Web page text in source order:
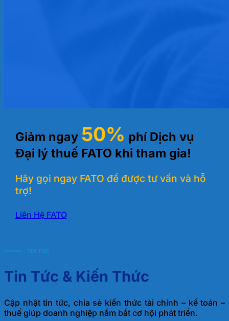
Giảm ngay 50% phí Dịch vụ
Đại lý thuế FATO khi tham gia!
Hãy gọi ngay FATO để được tư vấn và hỗ
trợ!
Liên Hệ FATO
TIN TỨC
Tin Tức & Kiến Thức
Cập nhật tin tức, chia sẻ kiến thức tài chính – kế toán –
thuế giúp doanh nghiệp nắm bắt cơ hội phát triển.